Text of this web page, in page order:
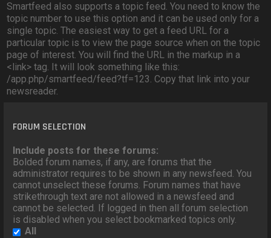
Smartfeed also supports a topic feed. You need to know the
topic number to use this option and it can be used only for a
single topic. The easiest way to get a feed URL for a
particular topic is to view the page source when on the topic
page of interest. You will find the URL in the markup in a
<link> tag. It will look something like this:
/app.php/smartfeed/feed?tf=123. Copy that link into your
newsreader.
FORUM SELECTION
Include posts for these forums:
Bolded forum names, if any, are forums that the
administrator requires to be shown in any newsfeed. You
cannot unselect these forums. Forum names that have
strikethrough text are not allowed in a newsfeed and
cannot be selected. If logged in then all forum selection
is disabled when you select bookmarked topics only.
All